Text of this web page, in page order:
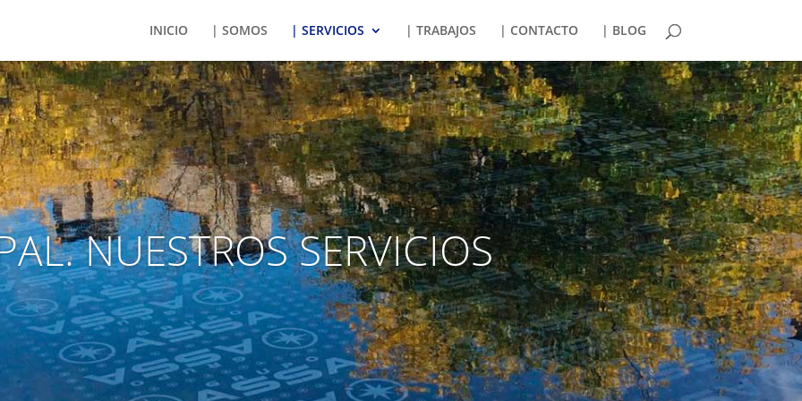
INICIO | SOMOS | SERVICIOS | TRABAJOS | CONTACTO | BLOG
NUESTROS SERVICIOS